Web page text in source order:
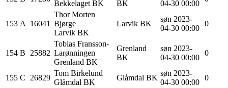
Bekkelaget BK
BK
04-30 00:00
153 A 16041
Thor Morten
Bjørge
Larvik BK
Larvik BK
søn 2023-
04-30 00:00
0
154 B 25882
Tobias Fransson-
Larønningen
Grenland BK
Grenland
BK
søn 2023-
04-30 00:00
0
155 C 26829
Tom Birkelund
Glåmdal BK
Glåmdal BK
søn 2023-
04-30 00:00
0